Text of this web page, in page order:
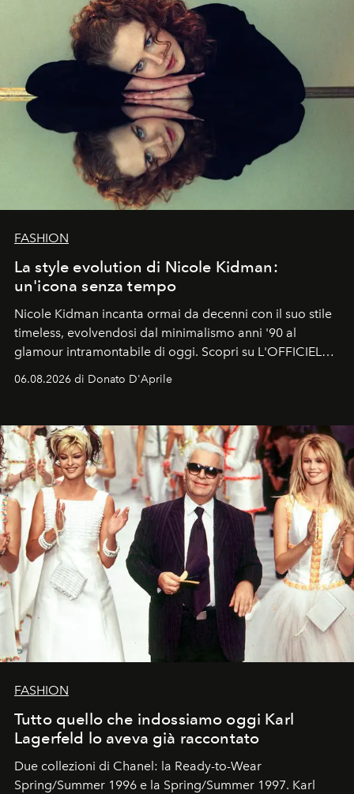
FASHION
La style evolution di Nicole Kidman:
un'icona senza tempo
Nicole Kidman incanta ormai da decenni con il suo stile
timeless, evolvendosi dal minimalismo anni '90 al
glamour intramontabile di oggi. Scopri su L'OFFICIEL
Italia la sua style evolution.
06.08.2026 di Donato D'Aprile
FASHION
Tutto quello che indossiamo oggi Karl
Lagerfeld lo aveva già raccontato
Due collezioni di Chanel: la Ready-to-Wear
Spring/Summer 1996 e la Spring/Summer 1997. Karl